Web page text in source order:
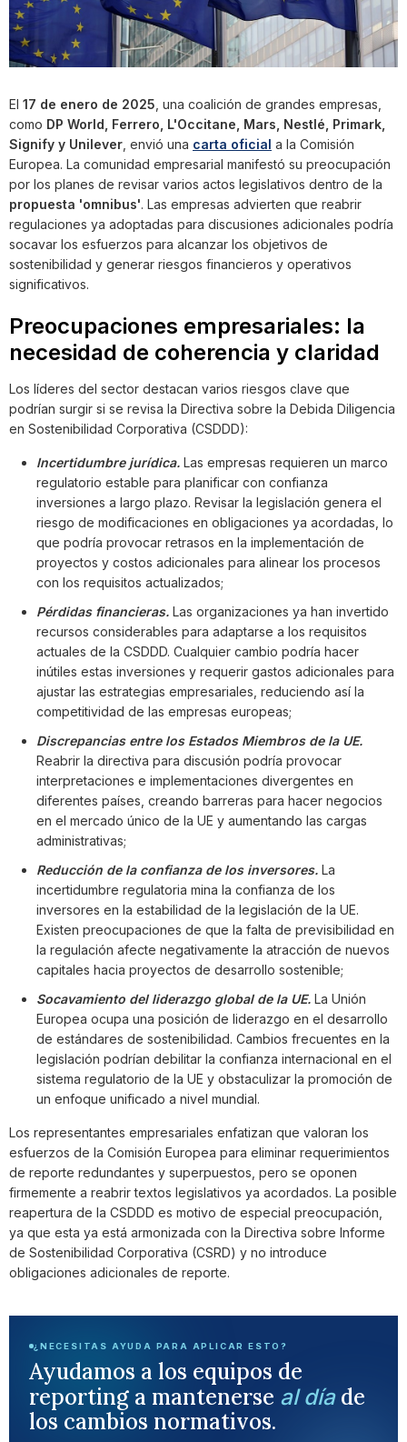
El 17 de enero de 2025, una coalición de grandes empresas,
como DP World, Ferrero, L'Occitane, Mars, Nestlé, Primark,
Signify y Unilever, envió una carta oficial a la Comisión
Europea. La comunidad empresarial manifestó su preocupación
por los planes de revisar varios actos legislativos dentro de la
propuesta 'omnibus'. Las empresas advierten que reabrir
regulaciones ya adoptadas para discusiones adicionales podría
socavar los esfuerzos para alcanzar los objetivos de
sostenibilidad y generar riesgos financieros y operativos
significativos.
Preocupaciones empresariales: la
necesidad de coherencia y claridad
Los líderes del sector destacan varios riesgos clave que
podrían surgir si se revisa la Directiva sobre la Debida Diligencia
en Sostenibilidad Corporativa (CSDDD):
Incertidumbre jurídica. Las empresas requieren un marco
regulatorio estable para planificar con confianza
inversiones a largo plazo. Revisar la legislación genera el
riesgo de modificaciones en obligaciones ya acordadas, lo
que podría provocar retrasos en la implementación de
proyectos y costos adicionales para alinear los procesos
con los requisitos actualizados;
Pérdidas financieras. Las organizaciones ya han invertido
recursos considerables para adaptarse a los requisitos
actuales de la CSDDD. Cualquier cambio podría hacer
inútiles estas inversiones y requerir gastos adicionales para
ajustar las estrategias empresariales, reduciendo así la
competitividad de las empresas europeas;
Discrepancias entre los Estados Miembros de la UE.
Reabrir la directiva para discusión podría provocar
interpretaciones e implementaciones divergentes en
diferentes países, creando barreras para hacer negocios
en el mercado único de la UE y aumentando las cargas
administrativas;
Reducción de la confianza de los inversores. La
incertidumbre regulatoria mina la confianza de los
inversores en la estabilidad de la legislación de la UE.
Existen preocupaciones de que la falta de previsibilidad en
la regulación afecte negativamente la atracción de nuevos
capitales hacia proyectos de desarrollo sostenible;
Socavamiento del liderazgo global de la UE. La Unión
Europea ocupa una posición de liderazgo en el desarrollo
de estándares de sostenibilidad. Cambios frecuentes en la
legislación podrían debilitar la confianza internacional en el
sistema regulatorio de la UE y obstaculizar la promoción de
un enfoque unificado a nivel mundial.
Los representantes empresariales enfatizan que valoran los
esfuerzos de la Comisión Europea para eliminar requerimientos
de reporte redundantes y superpuestos, pero se oponen
firmemente a reabrir textos legislativos ya acordados. La posible
reapertura de la CSDDD es motivo de especial preocupación,
ya que esta ya está armonizada con la Directiva sobre Informe
de Sostenibilidad Corporativa (CSRD) y no introduce
obligaciones adicionales de reporte.
¿NECESITAS AYUDA PARA APLICAR ESTO?
Ayudamos a los equipos de
reporting a mantenerse al díade
los cambios normativos.